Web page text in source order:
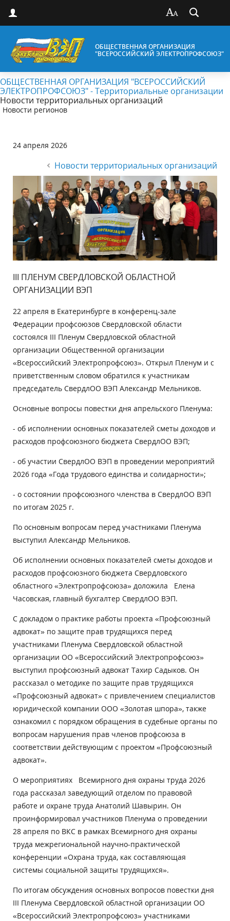
ОБЩЕСТВЕННАЯ ОРГАНИЗАЦИЯ
"ВСЕРОССИЙСКИЙ ЭЛЕКТРОПРОФСОЮЗ"
ОБЩЕСТВЕННАЯ ОРГАНИЗАЦИЯ "ВСЕРОССИЙСКИЙ
ЭЛЕКТРОПРОФСОЮЗ" - Территориальные организации
Новости территориальных организаций
Новости регионов
24 апреля 2026
Новости территориальных организаций
III ПЛЕНУМ СВЕРДЛОВСКОЙ ОБЛАСТНОЙ
ОРГАНИЗАЦИИ ВЭП
22 апреля в Екатеринбурге в конференц-зале
Федерации профсоюзов Свердловской области
состоялся III Пленум Свердловской областной
организации Общественной организации
«Всероссийский Электропрофсоюз». Открыл Пленум и с
приветственным словом обратился к участникам
председатель СвердлОО ВЭП Александр Мельников.
Основные вопросы повестки дня апрельского Пленума:
- об исполнении основных показателей сметы доходов и
расходов профсоюзного бюджета СвердлОО ВЭП;
- об участии СвердлОО ВЭП в проведении мероприятий
2026 года «Года трудового единства и солидарности»;
- о состоянии профсоюзного членства в СвердлОО ВЭП
по итогам 2025 г.
По основным вопросам перед участниками Пленума
выступил Александр Мельников.
Об исполнении основных показателей сметы доходов и
расходов профсоюзного бюджета Свердловского
областного «Электропрофсоюза» доложила Елена
Часовская, главный бухгалтер СвердлОО ВЭП.
С докладом о практике работы проекта «Профсоюзный
адвокат» по защите прав трудящихся перед
участниками Пленума Свердловской областной
организации ОО «Всероссийский Электропрофсоюз»
выступил профсоюзный адвокат Тахир Садыков. Он
рассказал о методике по защите прав трудящихся
«Профсоюзный адвокат» с привлечением специалистов
юридической компании ООО «Золотая шпора», также
ознакомил с порядком обращения в судебные органы по
вопросам нарушения прав членов профсоюза в
соответствии действующим с проектом «Профсоюзный
адвокат».
О мероприятиях Всемирного дня охраны труда 2026
года рассказал заведующий отделом по правовой
работе и охране труда Анатолий Шавырин. Он
проинформировал участников Пленума о проведении
28 апреля по ВКС в рамках Всемирного дня охраны
труда межрегиональной научно-практической
конференции «Охрана труда, как составляющая
системы социальной защиты трудящихся».
По итогам обсуждения основных вопросов повестки дня
III Пленума Свердловской областной организации ОО
«Всероссийский Электропрофсоюз» участниками